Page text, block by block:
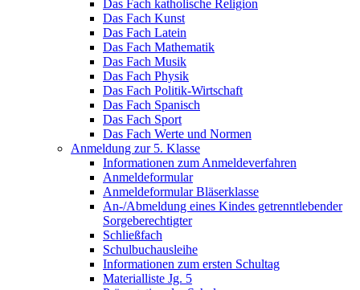
Das Fach katholische Religion
Das Fach Kunst
Das Fach Latein
Das Fach Mathematik
Das Fach Musik
Das Fach Physik
Das Fach Politik-Wirtschaft
Das Fach Spanisch
Das Fach Sport
Das Fach Werte und Normen
Anmeldung zur 5. Klasse
Informationen zum Anmeldeverfahren
Anmeldeformular
Anmeldeformular Bläserklasse
An-/Abmeldung eines Kindes getrenntlebender
Sorgeberechtigter
Schließfach
Schulbuchausleihe
Informationen zum ersten Schultag
Materialliste Jg. 5